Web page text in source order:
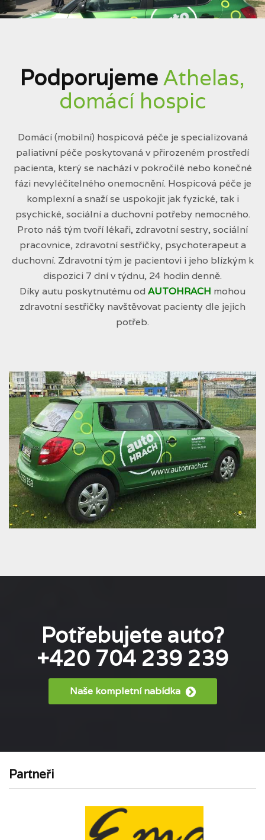
PodporujemeAthelas,
domácí hospic
Domácí (mobilní) hospicová péče je specializovaná
paliativní péče poskytovaná v přirozeném prostředí
pacienta, který se nachází v pokročilé nebo konečné
fázi nevyléčitelného onemocnění. Hospicová péče je
komplexní a snaží se uspokojit jak fyzické, tak i
psychické, sociální a duchovní potřeby nemocného.
Proto náš tým tvoří lékaři, zdravotní sestry, sociální
pracovnice, zdravotní sestřičky, psychoterapeut a
duchovní. Zdravotní tým je pacientovi i jeho blízkým k
dispozici 7 dní v týdnu, 24 hodin denně.
Díky autu poskytnutému od AUTOHRACH mohou
zdravotní sestřičky navštěvovat pacienty dle jejich
potřeb.
Potřebujete auto?
+420 704 239 239
Naše kompletní nabídka
Partneři